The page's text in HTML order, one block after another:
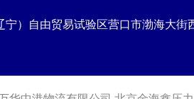
宁）自由贸易试验区营口市渤海大街